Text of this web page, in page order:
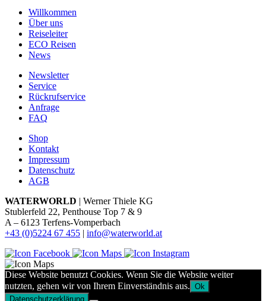
Willkommen
Über uns
Reiseleiter
ECO Reisen
News
Newsletter
Service
Rückrufservice
Anfrage
FAQ
Shop
Kontakt
Impressum
Datenschutz
AGB
WATERWORLD | Werner Thiele KG
Stublerfeld 22, Penthouse Top 7 & 9
A – 6123 Terfens-Vomperbach
+43 (0)5224 67 455 | info@waterworld.at
Diese Website benutzt Cookies. Wenn Sie die Website weiter
nutzten, gehen wir von Ihrem Einverständnis aus. Ok
Datenschutzerklärung